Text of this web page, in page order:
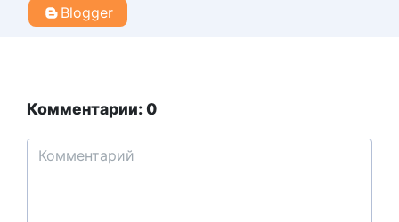
Blogger
Комментарии: 0